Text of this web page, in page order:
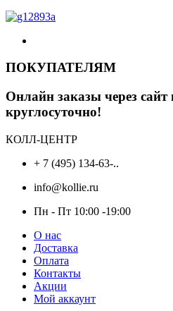
ПОКУПАТЕЛЯМ
Онлайн заказы через
круглосуточно!
КОЛЛ-ЦЕНТР
+ 7 (495) 134-63-..
info@kollie.ru
Пн - Пт 10:00 -19:00
О нас
Доставка
Оплата
Контакты
Акции
Мой аккаунт